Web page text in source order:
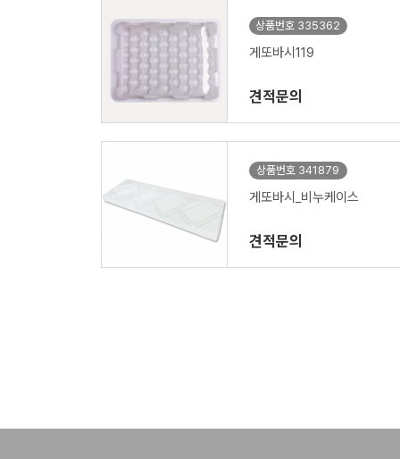
상품번호 335362
게또바시119
견적문의
상품번호 341879
게또바시_비누케이스
견적문의